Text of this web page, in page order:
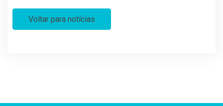
Voltar para notícias